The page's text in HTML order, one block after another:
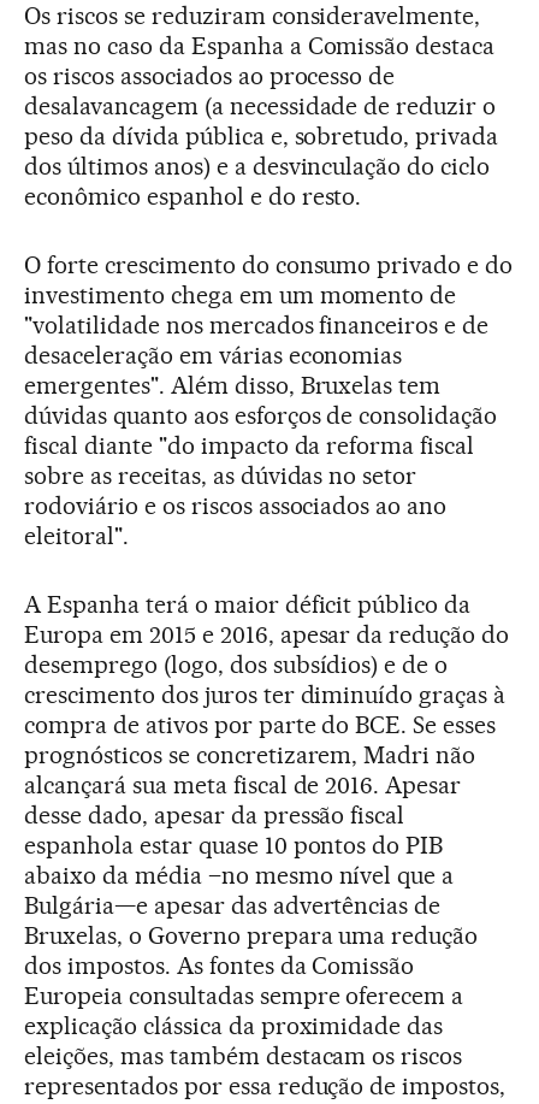
Os riscos se reduziram consideravelmente,
mas no caso da Espanha a Comissão destaca
os riscos associados ao processo de
desalavancagem (a necessidade de reduzir o
peso da dívida pública e, sobretudo, privada
dos últimos anos) e a desvinculação do ciclo
econômico espanhol e do resto.
O forte crescimento do consumo privado e do
investimento chega em um momento de
"volatilidade nos mercados financeiros e de
desaceleração em várias economias
emergentes". Além disso, Bruxelas tem
dúvidas quanto aos esforços de consolidação
fiscal diante "do impacto da reforma fiscal
sobre as receitas, as dúvidas no setor
rodoviário e os riscos associados ao ano
eleitoral".
A Espanha terá o maior déficit público da
Europa em 2015 e 2016, apesar da redução do
desemprego (logo, dos subsídios) e de o
crescimento dos juros ter diminuído graças à
compra de ativos por parte do BCE. Se esses
prognósticos se concretizarem, Madri não
alcançará sua meta fiscal de 2016. Apesar
desse dado, apesar da pressão fiscal
espanhola estar quase 10 pontos do PIB
abaixo da média –no mesmo nível que a
Bulgária—e apesar das advertências de
Bruxelas, o Governo prepara uma redução
dos impostos. As fontes da Comissão
Europeia consultadas sempre oferecem a
explicação clássica da proximidade das
eleições, mas também destacam os riscos
representados por essa redução de impostos,